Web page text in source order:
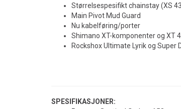
Størrelsespesifikt chainstay (XS
Main Pivot Mud Guard
Nu kabelføring/porter
Shimano XT-komponenter og XT
Rockshox Ultimate Lyrik og Super
SPESIFIKASJONER: